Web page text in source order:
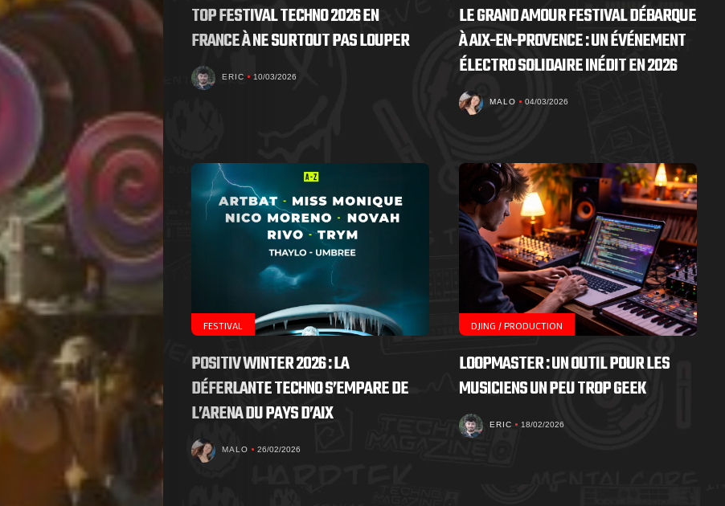
TOP FESTIVAL TECHNO 2026 EN
FRANCE À NE SURTOUT PAS LOUPER
ERIC 10/03/2026
LE GRAND AMOUR FESTIVAL DÉBARQUE
À AIX-EN-PROVENCE : UN ÉVÉNEMENT
ÉLECTRO SOLIDAIRE INÉDIT EN 2026
MALO 04/03/2026
FESTIVAL
POSITIV WINTER 2026 : LA
DÉFERLANTE TECHNO S’EMPARE DE
L’ARENA DU PAYS D’AIX
MALO 26/02/2026
DJING / PRODUCTION
LOOPMASTER : UN OUTIL POUR LES
MUSICIENS UN PEU TROP GEEK
ERIC 18/02/2026